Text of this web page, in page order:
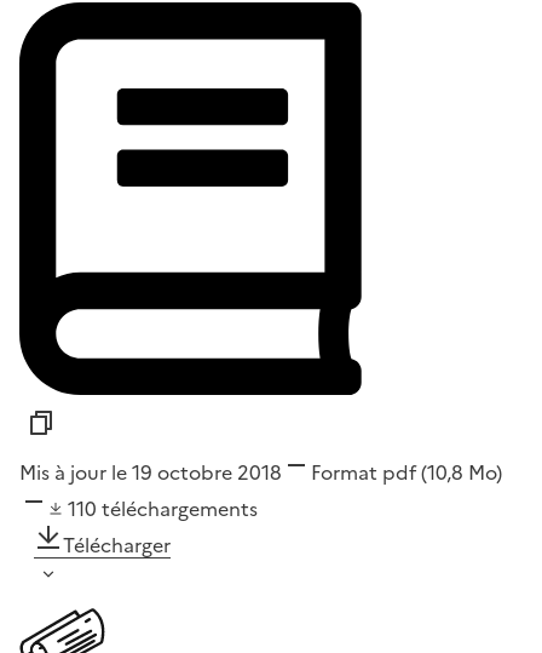
Mis à jour le 19 octobre 2018 Format pdf(10,8 Mo)
110 téléchargements
Télécharger